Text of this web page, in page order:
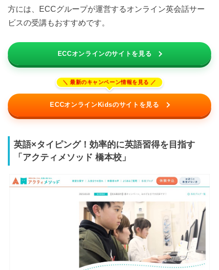
方には、ECCグループが運営するオンライン英会話サー
ビスの受講もおすすめです。
ECCオンラインのサイトを見る
ECCオンラインKidsのサイトを見る
英語×タイピング！効率的に英語習得を目指す
「アクティメソッド 橋本校」